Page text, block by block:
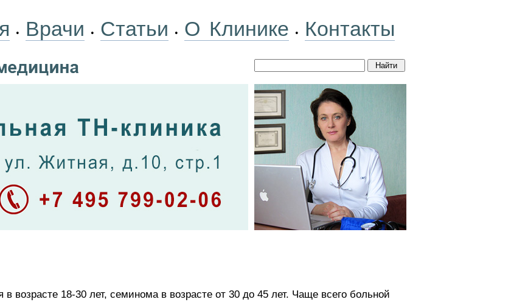
• Врачи • Статьи • О Клинике • Контакты
в возрасте 18-30 лет, семинома в возрасте от 30 до 45 лет. Чаще всего больной